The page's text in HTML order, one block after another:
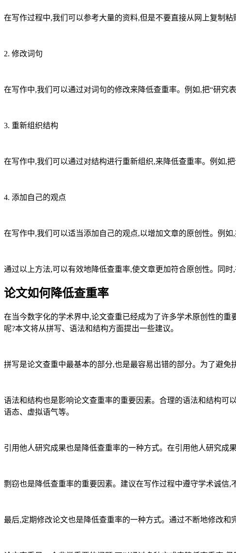
在写作过程中,我们可以参考大量的资料,但是不要直接从网上复制
2. 修改词句
在写作中,我们可以通过对词句的修改来降低查重率。例如,把“研究
3. 重新组织结构
在写作中,我们可以通过对结构进行重新组织,来降低查重率。例如,
4. 添加自己的观点
在写作中,我们可以适当添加自己的观点,以增加文章的原创性。例
通过以上方法,可以有效地降低查重率,使文章更加符合原创性。同时
论文如何降低查重率
在当今数字化的学术界中,论文查重已经成为了许多学术原创性的
呢?本文将从拼写、语法和结构方面提出一些建议。
拼写是论文查重中最基本的部分,也是最容易出错的部分。为了避
语法和结构也是影响论文查重率的重要因素。合理的语法和结构可
语态、虚拟语气等。
引用他人研究成果也是降低查重率的一种方式。在引用他人研究成
剽窃也是降低查重率的重要因素。建议在写作过程中遵守学术诚信
最后,定期修改论文也是降低查重率的一种方式。通过不断地修改和